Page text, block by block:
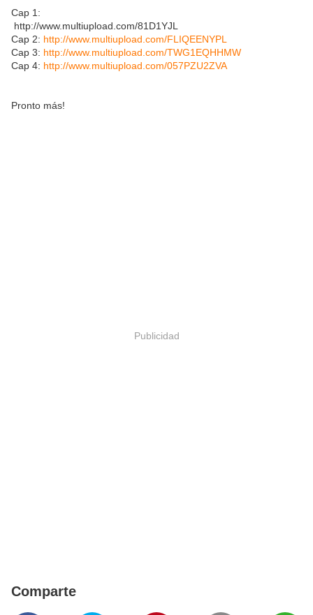
Cap 1:
http://www.multiupload.com/81D1YJL
Cap 2: http://www.multiupload.com/FLIQEENYPL
Cap 3: http://www.multiupload.com/TWG1EQHHMW
Cap 4: http://www.multiupload.com/057PZU2ZVA
Pronto más!
Publicidad
Comparte